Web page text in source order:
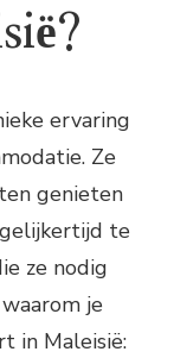
ervaring
Ze
genieten
te
ze nodig
je
in Maleisië: